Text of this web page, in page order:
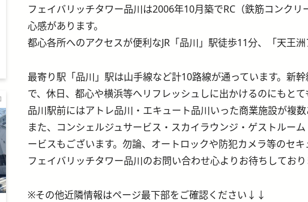
フェイバリッチタワー品川は2006年10月築でRC（鉄筋コンク
心感があります。
都心各所へのアクセスが便利なJR「品川」駅徒歩11分、「天王
最寄り駅「品川」駅は山手線など計10路線が通っています。新
で、休日、都心や横浜等へリフレッシュしに出かけるのにもとて
品川駅前にはアトレ品川・エキュート品川いった商業施設が複数
また、コンシェルジュサービス・スカイラウンジ・ゲストルー
ービスもございます。勿論、オートロックや防犯カメラ等のセキ
フェイバリッチタワー品川のお問い合わせ心よりお待ちしており
※その他近隣情報はページ最下部をご確認ください↓↓